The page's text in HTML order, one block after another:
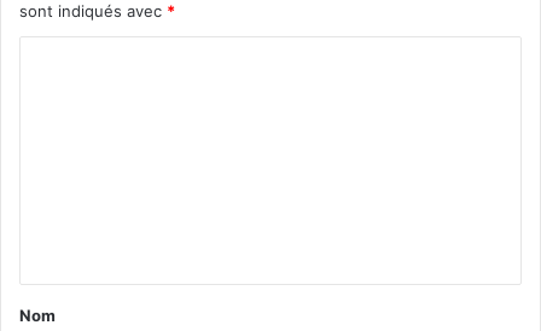
sont indiqués avec *
a
Nom